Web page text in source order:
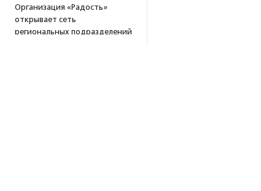
Организация «Радость»
открывает сеть
региональных подразделений